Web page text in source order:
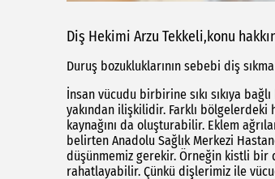
Diş Hekimi Arzu Tekkeli,konu
Duruş bozukluklarının sebebi diş
İnsan vücudu birbirine sıkı sıkıya
yakından ilişkilidir. Farklı
kaynağını da oluşturabilir. Eklem
belirten Anadolu Sağlık Merkezi
düşünmemiz gerekir. Örneğin kistli bir
rahatlayabilir. Çünkü dişlerimiz ile